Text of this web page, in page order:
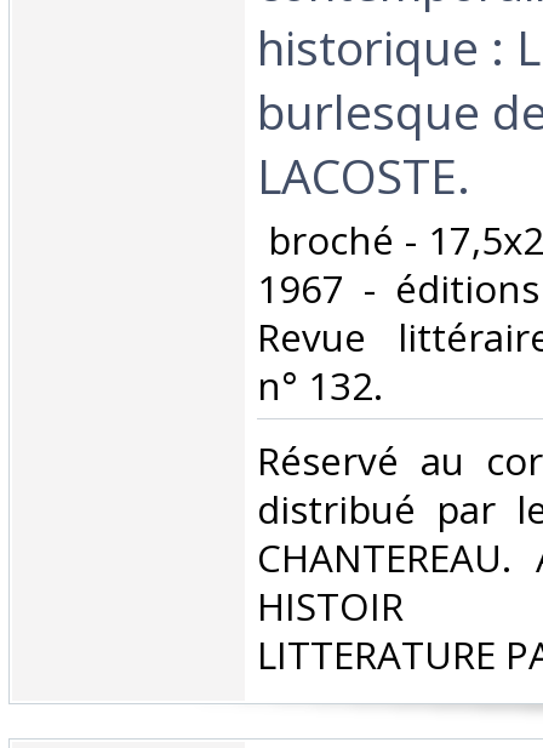
historique :
burlesque
LACOSTE. ‎
broché -
1967 -
Revue
n° 132. ‎
‎Réservé au
distribué par
CHANTEREAU.
HISTOIR
LITTERATURE